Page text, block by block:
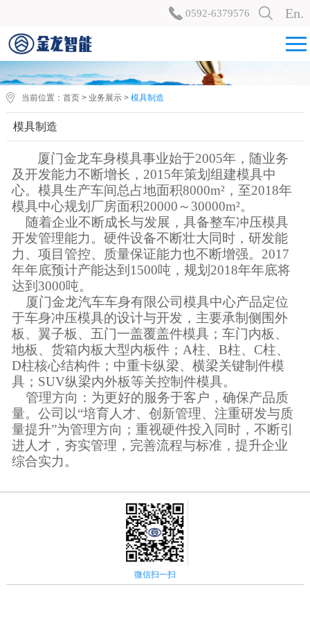
0592-6379576 En.
当前位置： 首页> 业务展示> 模具制造
模具制造
厦门金龙车身模具事业始于2005年，随业务
及开发能力不断增长，2015年策划组建模具中
心。模具生产车间总占地面积8000m²，至2018年
模具中心规划厂房面积20000～30000m²。
随着企业不断成长与发展，具备整车冲压模具
开发管理能力。硬件设备不断壮大同时，研发能
力、项目管控、质量保证能力也不断增强。 2017
年年底预计产能达到1500吨，规划2018年年底将
达到3000吨。
厦门金龙汽车车身有限公司模具中心产品定位
于车身冲压模具的设计与开发，主要承制侧围外
板、翼子板、五门一盖覆盖件模具；车门内板、
地板、货箱内板大型内板件； A柱、B柱、C柱、
D柱核心结构件；中重卡纵梁、横梁关键制件模
具；SUV纵梁内外板等关控制件模具。
管理方向：为更好的服务于客户，确保产品质
量。公司以“培育人才、创新管理、注重研发与质
量提升”为管理方向；重视硬件投入同时，不断引
进人才，夯实管理，完善流程与标准，提升企业
综合实力。
微信扫一扫